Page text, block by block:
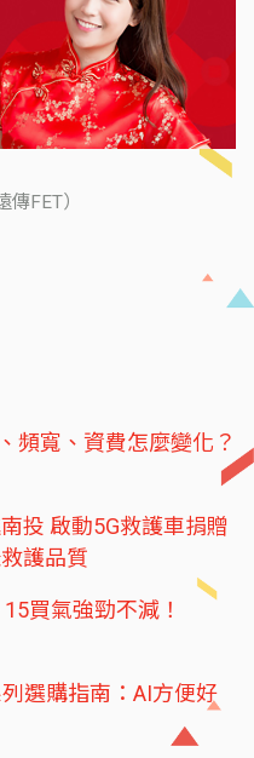
傳FET）
頻寬、資費怎麼變化？
投 啟動5G救護車捐贈
護品質
買氣強勁不減！
選購指南：AI方便好